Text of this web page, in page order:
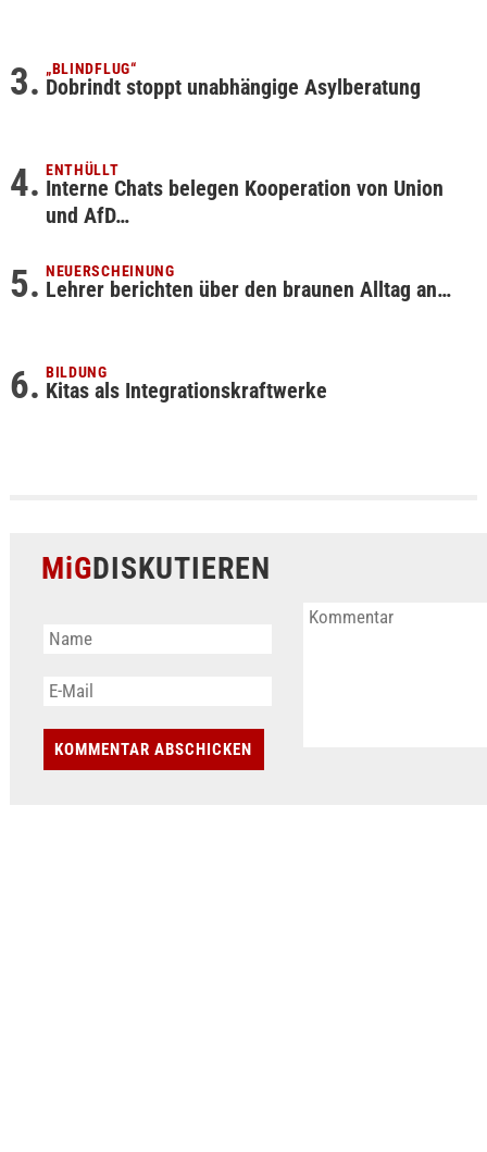
„BLINDFLUG“
Dobrindt stoppt unabhängige Asylberatung
ENTHÜLLT
Interne Chats belegen Kooperation von Union
und AfD…
NEUERSCHEINUNG
Lehrer berichten über den braunen Alltag an…
BILDUNG
Kitas als Integrationskraftwerke
MiGDISKUTIEREN